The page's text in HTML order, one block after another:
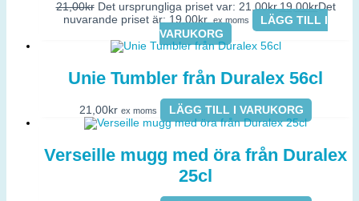
21,00kr Det ursprungliga priset var: 21,00kr.19,00krDet
nuvarande priset är: 19,00kr. ex moms
LÄGG TILL I
VARUKORG
Unie Tumbler från Duralex 56cl
21,00kr ex moms LÄGG TILL I VARUKORG
Verseille mugg med öra från Duralex
25cl